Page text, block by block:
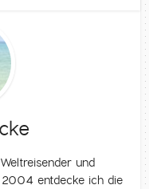
und
2004 entdecke ich die